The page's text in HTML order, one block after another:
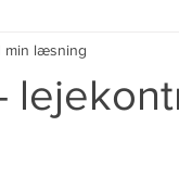
min læsning